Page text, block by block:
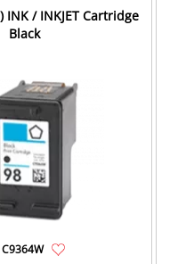
INK / INKJET Cartridge
Black
C9364W